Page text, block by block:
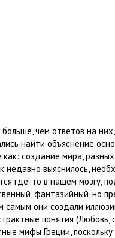
чем ответов на
найти объяснение
создание мира,
недавно выяснилось,
где-то в нашем мозгу,
фантазийный, но
самым они создали
понятия
мифы Греции,